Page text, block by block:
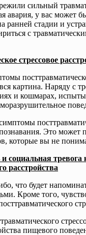
сильный
авария, у вас может
ранней стадии и
с
стрессовое
картина. Наряду с
и кошмарах,
Это может
которые вы не
социальная
расстройства
что будет
Кроме того,
пищевого